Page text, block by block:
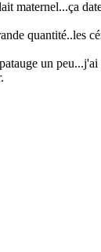
maternel...ça
quantité..les
un